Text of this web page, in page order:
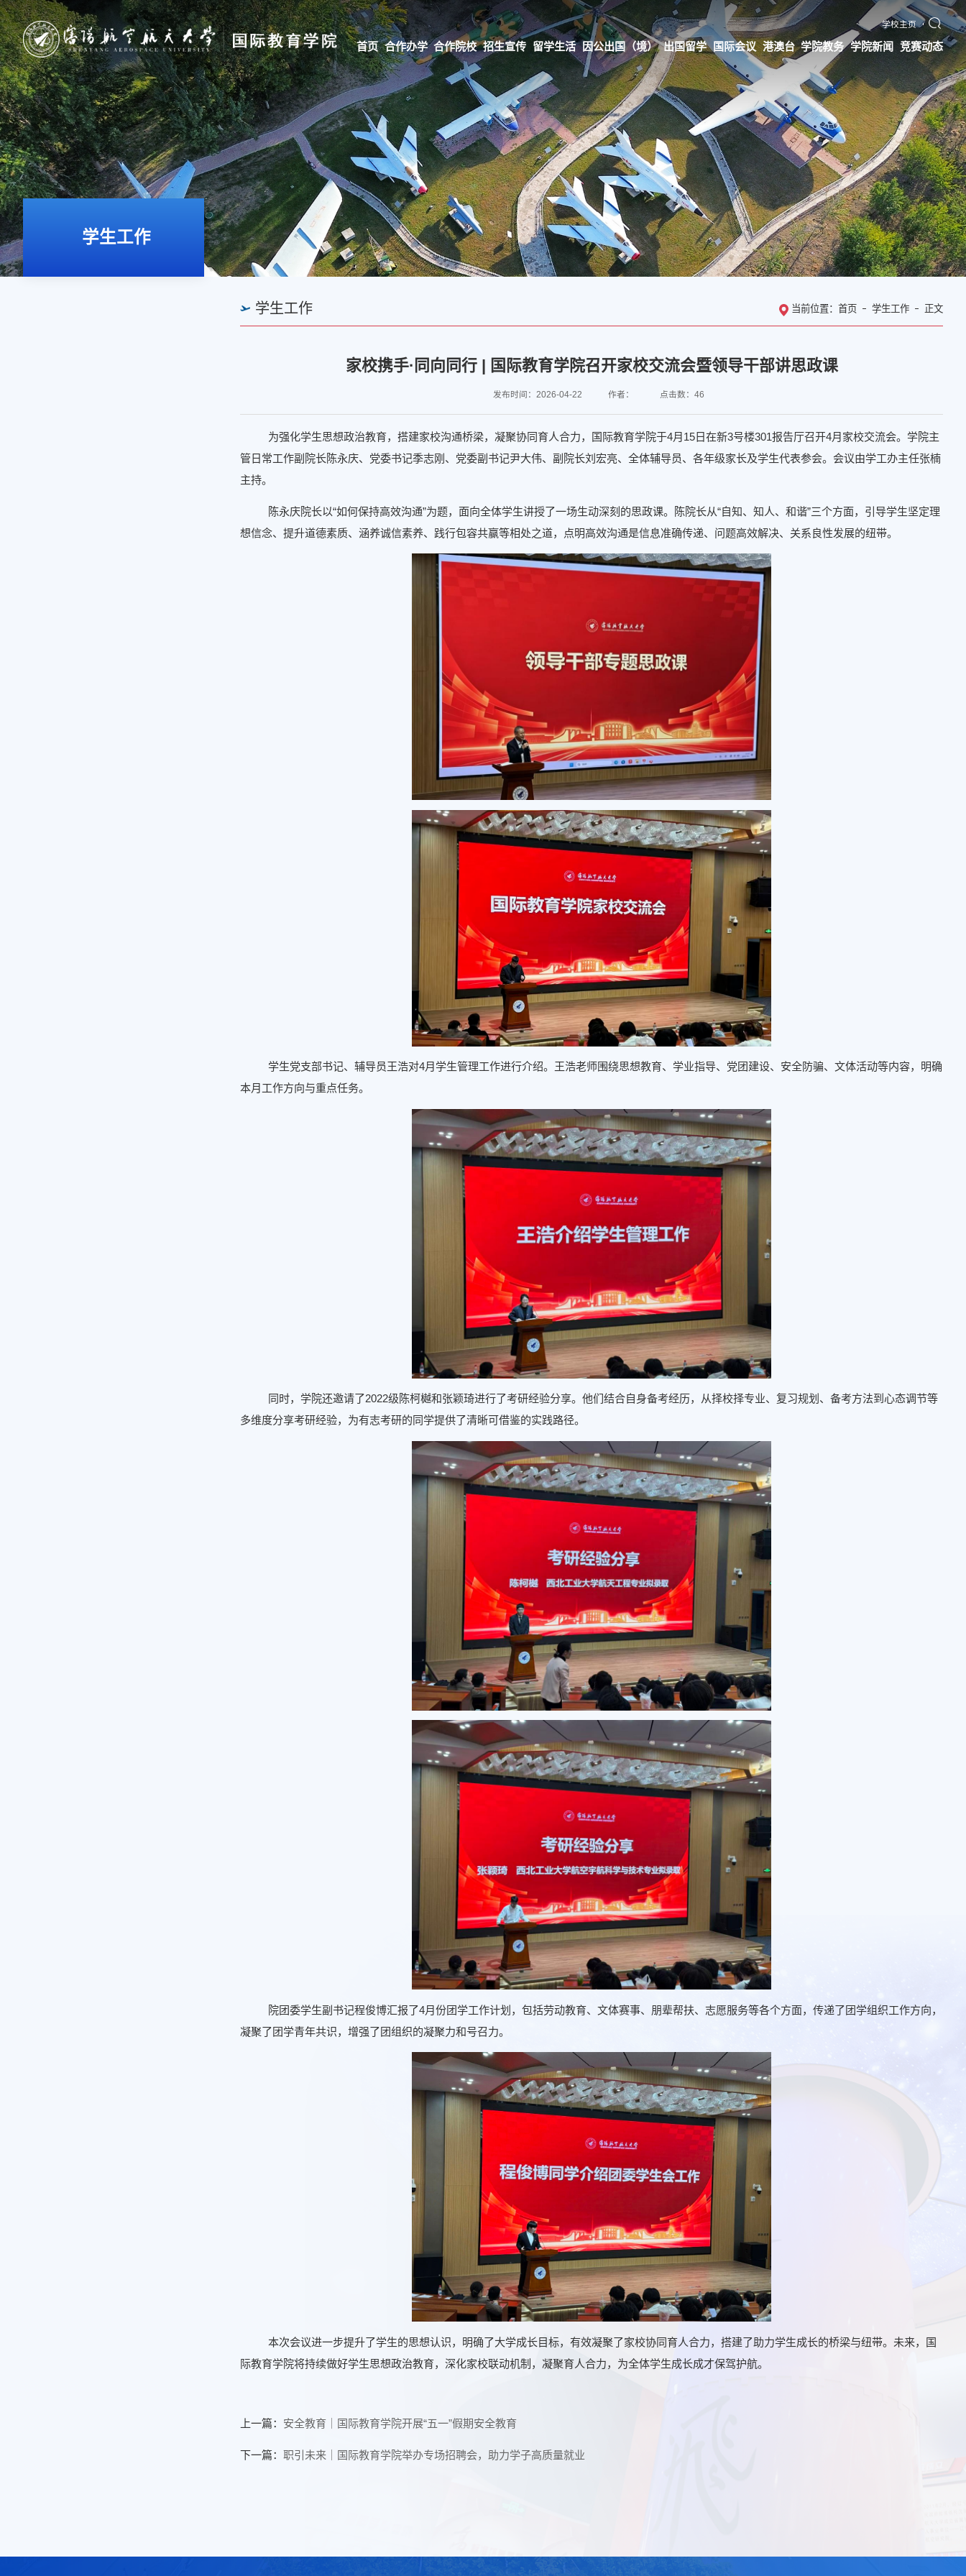
学校主页
首页 合作办学 合作院校 招生宣传 留学生活 因公出国（境） 出国留学 国际会议 港澳台 学院教务 学院新闻 竞赛动态
学生工作
学生工作 当前位置：首页 学生工作 正文
家校携手·同向同行 | 国际教育学院召开家校交流会暨领导干部讲思政课
发布时间：2026-04-22 作者： 点击数：46
为强化学生思想政治教育，搭建家校沟通桥梁，凝聚协同育人合力，国际教育学院于4月15日在新3号楼301报告厅召开4月家校交流会。学院主
管日常工作副院长陈永庆、党委书记季志刚、党委副书记尹大伟、副院长刘宏亮、全体辅导员、各年级家长及学生代表参会。会议由学工办主任张楠
主持。
陈永庆院长以“如何保持高效沟通”为题，面向全体学生讲授了一场生动深刻的思政课。陈院长从“自知、知人、和谐”三个方面，引导学生坚定理
想信念、提升道德素质、涵养诚信素养、践行包容共赢等相处之道，点明高效沟通是信息准确传递、问题高效解决、关系良性发展的纽带。
学生党支部书记、辅导员王浩对4月学生管理工作进行介绍。王浩老师围绕思想教育、学业指导、党团建设、安全防骗、文体活动等内容，明确
本月工作方向与重点任务。
同时，学院还邀请了2022级陈柯樾和张颖琦进行了考研经验分享。他们结合自身备考经历，从择校择专业、复习规划、备考方法到心态调节等
多维度分享考研经验，为有志考研的同学提供了清晰可借鉴的实践路径。
院团委学生副书记程俊博汇报了4月份团学工作计划，包括劳动教育、文体赛事、朋辈帮扶、志愿服务等各个方面，传递了团学组织工作方向，
凝聚了团学青年共识，增强了团组织的凝聚力和号召力。
本次会议进一步提升了学生的思想认识，明确了大学成长目标，有效凝聚了家校协同育人合力，搭建了助力学生成长的桥梁与纽带。未来，国
际教育学院将持续做好学生思想政治教育，深化家校联动机制，凝聚育人合力，为全体学生成长成才保驾护航。
上一篇： 安全教育｜国际教育学院开展“五一”假期安全教育
下一篇：职引未来｜国际教育学院举办专场招聘会，助力学子高质量就业